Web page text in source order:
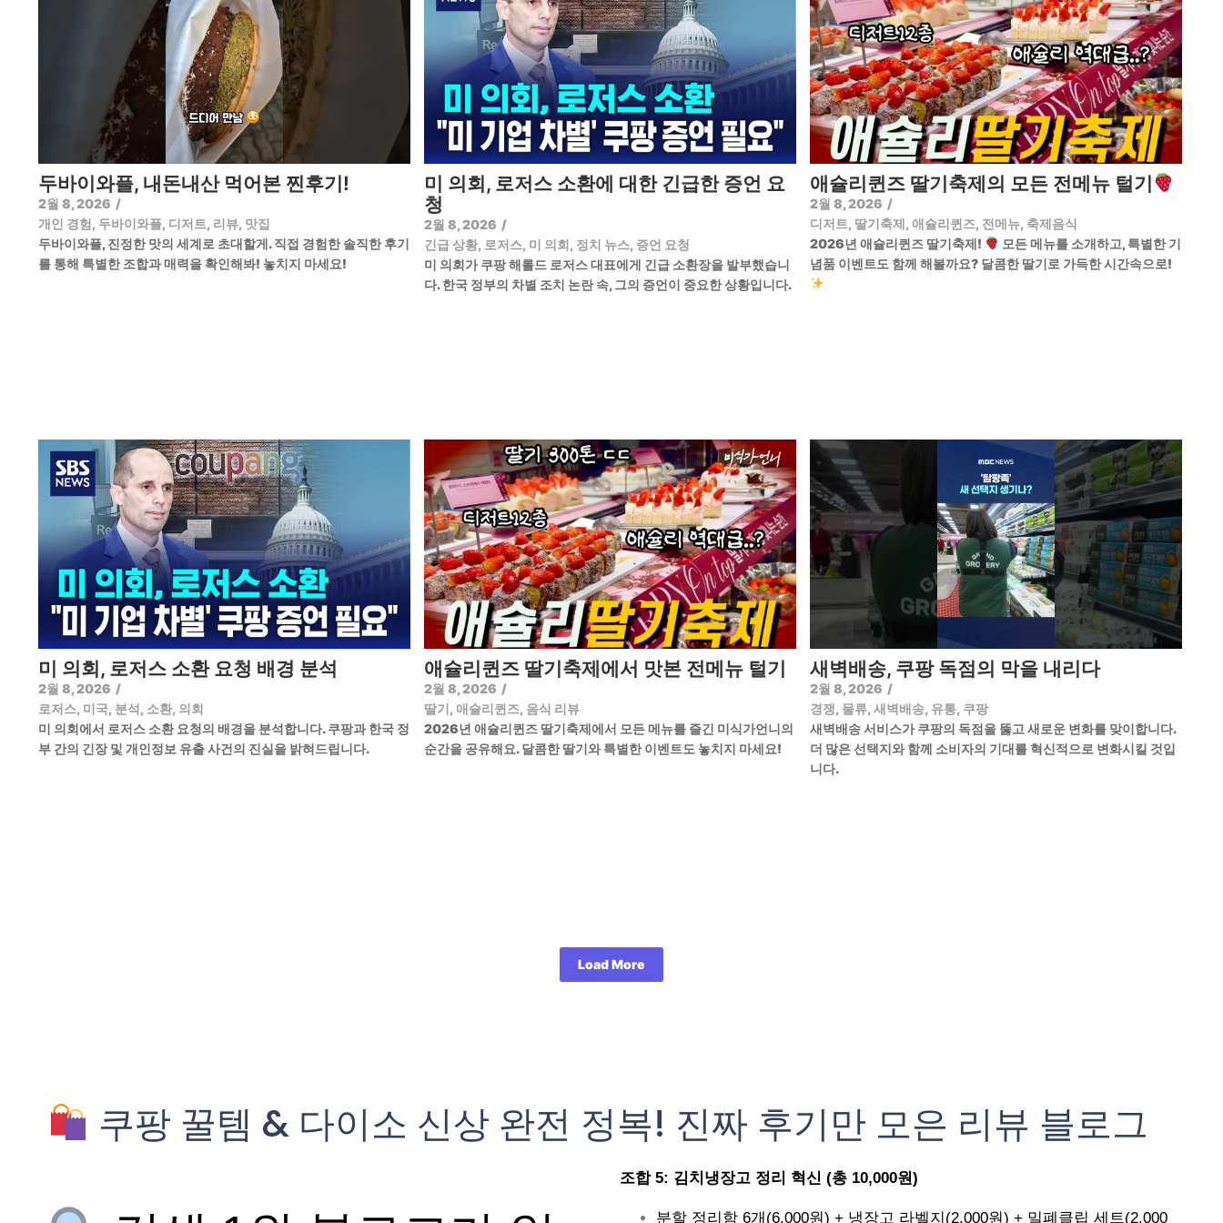
두바이와플, 내돈내산 먹어본 찐후기!
2월 8, 2026 /
개인 경험, 두바이와플, 디저트, 리뷰, 맛집
두바이와플, 진정한 맛의 세계로 초대할게. 직접 경험한 솔직한 후기
를 통해 특별한 조합과 매력을 확인해봐! 놓치지 마세요!
미 의회, 로저스 소환에 대한 긴급한 증언 요
청
2월 8, 2026 /
긴급 상황, 로저스, 미 의회, 정치 뉴스, 증언 요청
미 의회가 쿠팡 해롤드 로저스 대표에게 긴급 소환장을 발부했습니
다. 한국 정부의 차별 조치 논란 속, 그의 증언이 중요한 상황입니다.
애슐리퀸즈 딸기축제의 모든 전메뉴 털기
2월 8, 2026 /
디저트, 딸기축제, 애슐리퀸즈, 전메뉴, 축제음식
2026년 애슐리퀸즈 딸기축제!
모든 메뉴를 소개하고, 특별한 기
념품 이벤트도 함께 해볼까요? 달콤한 딸기로 가득한 시간속으로!
미 의회, 로저스 소환 요청 배경 분석
2월 8, 2026 /
로저스, 미국, 분석, 소환, 의회
미 의회에서 로저스 소환 요청의 배경을 분석합니다. 쿠팡과 한국 정
부 간의 긴장 및 개인정보 유출 사건의 진실을 밝혀드립니다.
애슐리퀸즈 딸기축제에서 맛본 전메뉴 털기
2월 8, 2026 /
딸기, 애슐리퀸즈, 음식 리뷰
2026년 애슐리퀸즈 딸기축제에서 모든 메뉴를 즐긴 미식가언니의
순간을 공유해요. 달콤한 딸기와 특별한 이벤트도 놓치지 마세요!
새벽배송, 쿠팡 독점의 막을 내리다
2월 8, 2026 /
경쟁, 물류, 새벽배송, 유통, 쿠팡
새벽배송 서비스가 쿠팡의 독점을 뚫고 새로운 변화를 맞이합니다.
더 많은 선택지와 함께 소비자의 기대를 혁신적으로 변화시킬 것입
니다.
Load More
쿠팡 꿀템 & 다이소 신상 완전 정복! 진짜 후기만 모은 리뷰 블로그
조합 5: 김치냉장고 정리 혁신 (총 10,000원)
분할 정리함 6개(6,000원) + 냉장고 라벨지(2,000원) + 밀폐클립 세트(2,000